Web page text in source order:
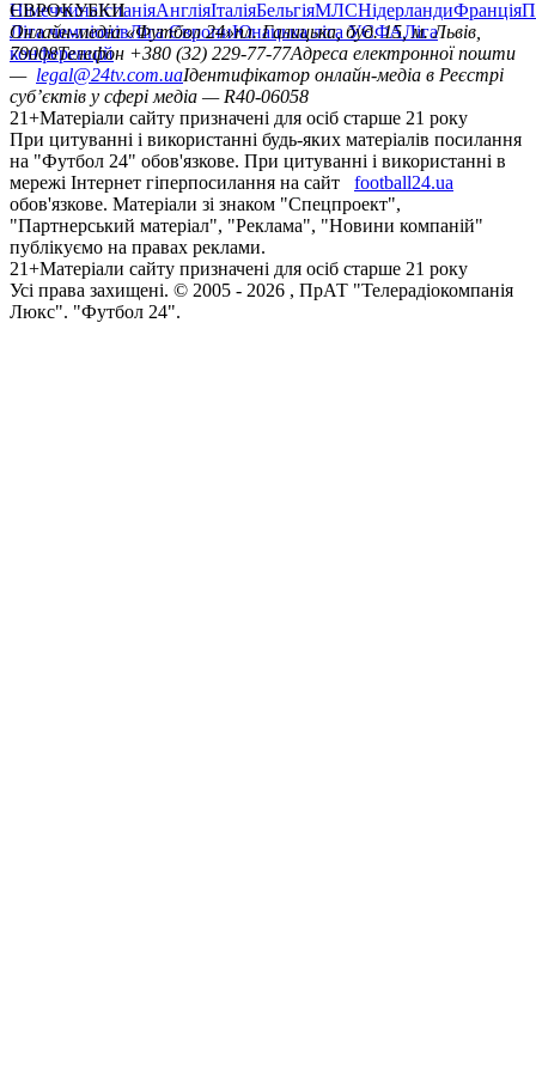
НімеччинаІспаніяАнгліяІталіяБельгіяМЛСНідерландиФранція
ЄВРОКУБКИ
Ліга чемпіонівЛіга ЄвропиЮнацька ліга УЄФАЛіга
конференцій
Онлайн-медіа «Футбол 24»пл. Галицька, буд. 15, м. Львів,
79008Телефон +380 (32) 229-77-77Адреса електронної пошти
— legal@24tv.com.uaІдентифікатор онлайн-медіа в Реєстрі
суб’єктів у сфері медіа — R40-06058
21+Матеріали сайту призначені для осіб старше 21 року
При цитуванні і використанні будь-яких матеріалів посилання
на "Футбол 24" обов'язкове. При цитуванні і використанні в
мережі Інтернет гіперпосилання на сайт
football24.ua
обов'язкове. Матеріали зі знаком "Спецпроект",
"Партнерський матеріал", "Реклама", "Новини компаній"
публікуємо на правах реклами.
21+Матеріали сайту призначені для осіб старше 21 року
Усi права захищенi. © 2005 - 2026 , ПрАТ "Телерадіокомпанія
Люкс". "Футбол 24".